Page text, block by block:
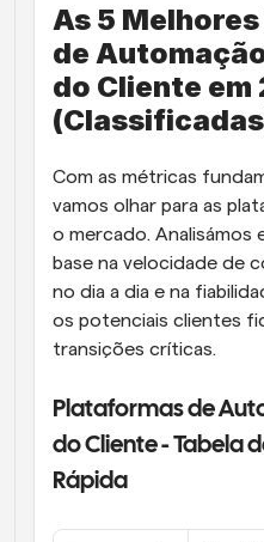
As 5
de
do Cliente em
Com as métricas
vamos olhar para as
o mercado. Analisámos
base na velocidade de
no dia a dia e na
os potenciais clientes
transições críticas.
Plataformas de
do Cliente - Tabela
Rápida